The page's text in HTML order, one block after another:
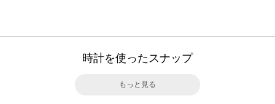
時計を使ったスナップ
もっと見る